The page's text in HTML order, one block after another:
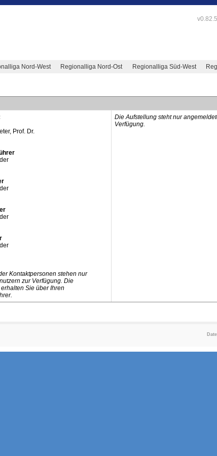
Nord-West Regionalliga Nord-Ost Regionalliga Süd-West
Prof. Dr.
Kontaktpersonen stehen nur
zur Verfügung. Die
Sie über Ihren
Die Aufstellung steht nur
Verfügung.